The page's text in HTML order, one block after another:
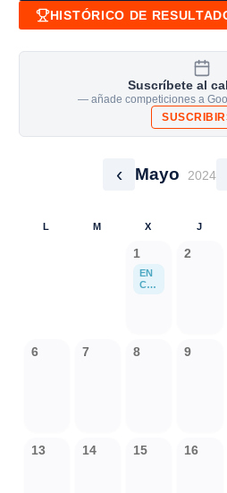
HISTÓRICO DE
Suscríbete al
— añade competiciones a
‹ Mayo 2024
L M X J
1
EN
CU
RA
RA
2
6 7 8 9
13 14 15 16